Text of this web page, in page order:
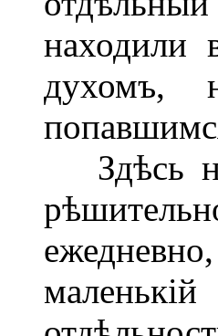
находили
духомъ,
Здѣсь